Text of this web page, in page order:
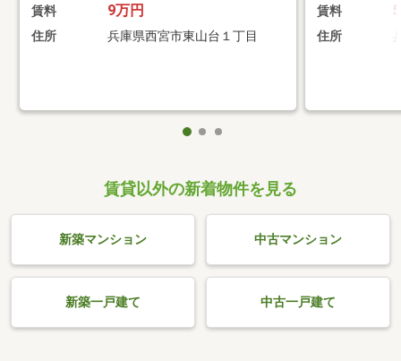
賃料 9万円
住所 兵庫県西宮市東山台１丁目
賃料
住所
賃貸以外の新着物件を見る
新築マンション 中古マンション
新築一戸建て 中古一戸建て